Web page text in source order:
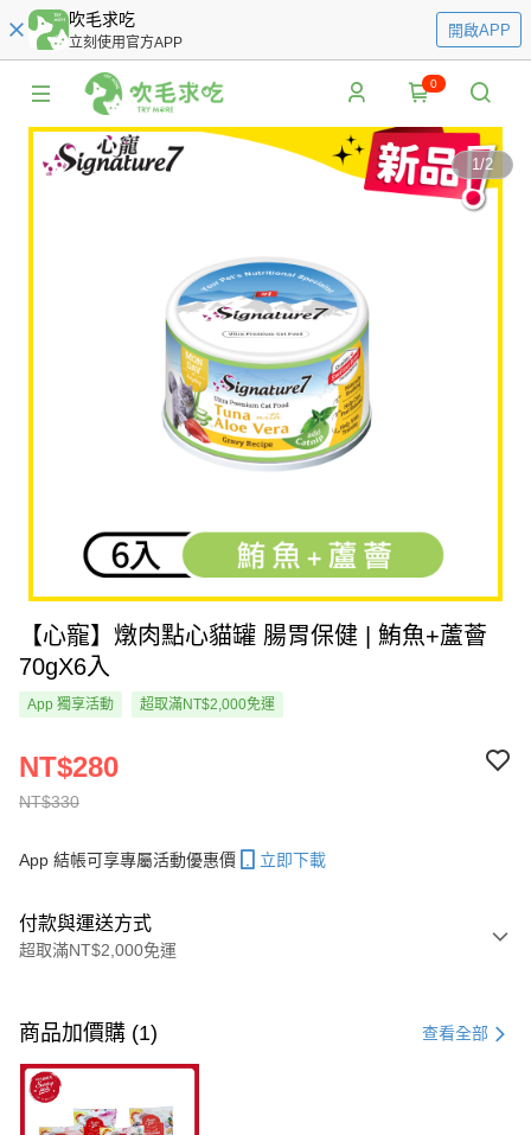
吹毛求吃
立刻使用官方APP
開啟APP
0
1/2
【心寵】燉肉點心貓罐 腸胃保健 | 鮪魚+蘆薈
70gX6入
App 獨享活動 超取滿NT$2,000免運
NT$330
NT$280
App 結帳可享專屬活動優惠價 立即下載
付款與運送方式
超取滿NT$2,000免運
信用卡一次付款
超商取貨付款
LINE Pay
商品加價購 (1) 查看全部